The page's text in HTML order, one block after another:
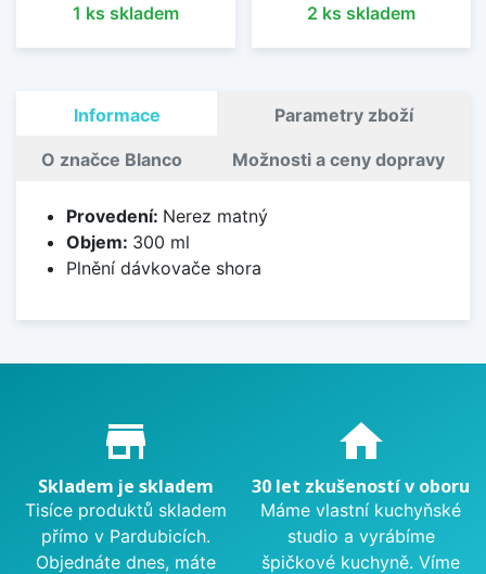
1 ks skladem 2 ks skladem
Informace Parametry zboží
O značce Blanco Možnosti a ceny dopravy
Provedení: Nerez matný
Objem: 300 ml
Plnění dávkovače shora
Proč nakupovat u nás?
store_mall_directory
Skladem je skladem
Tisíce produktů skladem
přímo v Pardubicích.
Objednáte dnes, máte
home
30 let zkušeností v oboru
Máme vlastní kuchyňské
studio a vyrábíme
špičkové kuchyně. Víme